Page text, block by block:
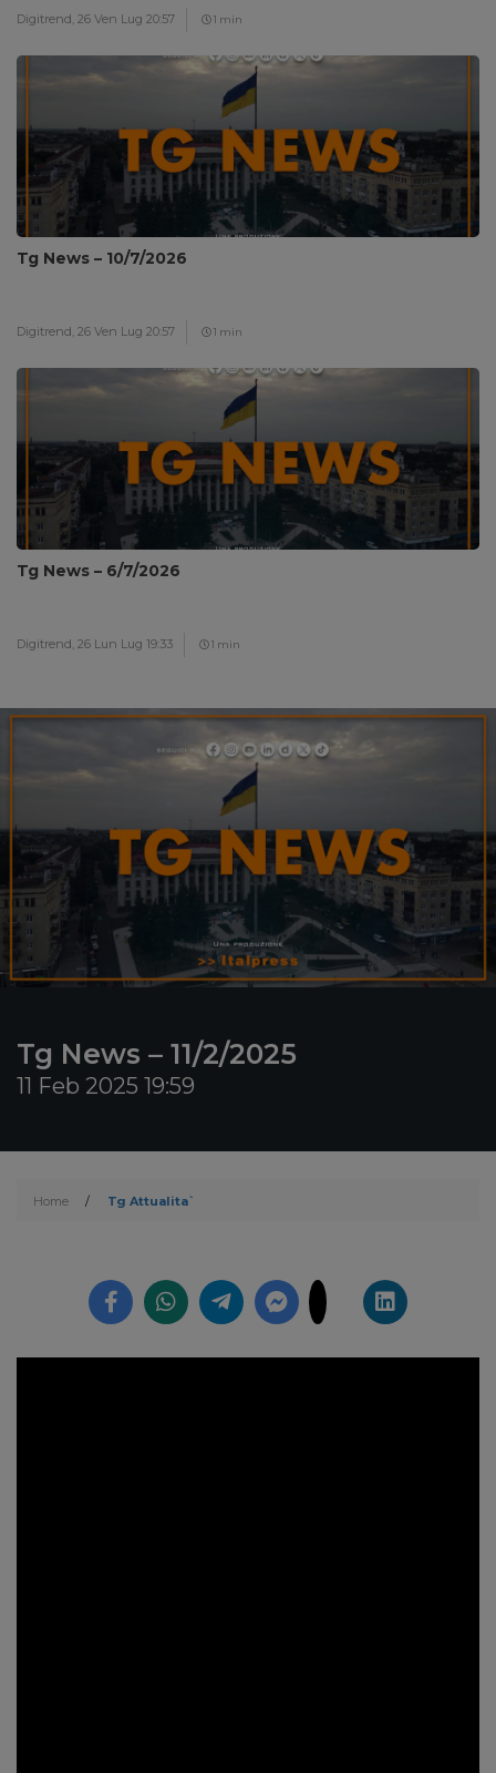
Digitrend, 26 Ven Lug 20:57 1 min
Tg News – 10/7/2026
Digitrend, 26 Ven Lug 20:57 1 min
Tg News – 6/7/2026
Digitrend, 26 Lun Lug 19:33 1 min
Tg News – 11/2/2025
11 Feb 2025 19:59
Home / Tg Attualita`